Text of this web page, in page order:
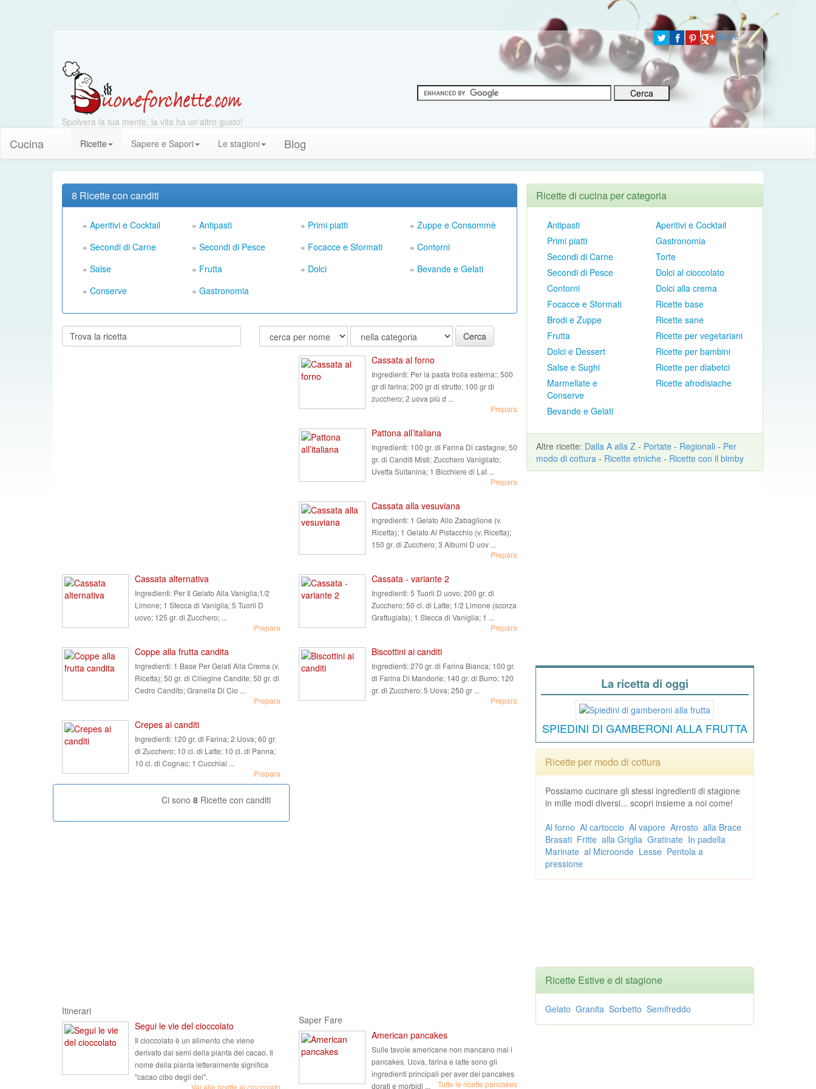
Share
Spolvera la tua mente, la vita ha un'altro gusto!
Cucina Ricette Sapere e Sapori Le stagioni Blog
8 Ricette con canditi
» Aperitivi e Cocktail » Antipasti » Primi piatti » Zuppe e Consommè
» Secondi di Carne » Secondi di Pesce » Focacce e Sformati » Contorni
» Salse » Frutta » Dolci » Bevande e Gelati
» Conserve » Gastronomia
Cerca
Cerca
Cassata al forno
Ingredienti: Per la pasta frolla esterna:; 500
gr di farina; 200 gr di strutto; 100 gr di
zucchero; 2 uova più d ...
Prepara
Pattona all’italiana
Ingredienti: 100 gr. di Farina Di castagne; 50
gr. di Canditi Misti; Zucchero Vanigliato;
Uvetta Sultanina; 1 Bicchiere di Lat ...
Prepara
Cassata alla vesuviana
Ingredienti: 1 Gelato Allo Zabaglione (v.
Ricetta); 1 Gelato Al Pistacchio (v. Ricetta);
150 gr. di Zucchero; 3 Albumi D uov ...
Prepara
Cassata alternativa
Ingredienti: Per Il Gelato Alla Vaniglia;1/2
Limone; 1 Stecca di Vaniglia; 5 Tuorli D
uovo; 125 gr. di Zucchero; ...
Prepara
Cassata - variante 2
Ingredienti:5 Tuorli D uovo; 200 gr. di
Zucchero; 50 cl. di Latte; 1/2 Limone (scorza
Grattugiata); 1 Stecca di Vaniglia; 1 ...
Prepara
Coppe alla frutta candita
Ingredienti: 1 Base Per Gelati Alla Crema (v.
Ricetta); 50 gr. di Ciliegine Candite; 50 gr. di
Cedro Candito; Granella Di Cio ...
Prepara
Biscottini ai canditi
Ingredienti:270 gr. di Farina Bianca; 100 gr.
di Farina Di Mandorle; 140 gr. di Burro; 120
gr. di Zucchero; 5 Uova; 250 gr ...
Prepara
Crepes ai canditi
Ingredienti: 120 gr. di Farina; 2 Uova; 60 gr.
di Zucchero; 10 cl. di Latte; 10 cl. di Panna;
10 cl. di Cognac; 1 Cucchiai ...
Prepara
Ci sono 8 Ricette con canditi
Itinerari
Segui le vie del cioccolato
Il cioccolato è un alimento che viene
derivato dai semi della pianta del cacao. Il
nome della pianta letteralmente significa
"cacao cibo degli dei".
Vai alle ricette al cioccolato
Saper Fare
American pancakes
Sulle tavole americane non mancano mai i
pancakes. Uova, farina e latte sono gli
ingredienti principali per aver dei pancakes
dorati e morbidi ...
Tutte le ricette pancakes
Ricette di cucina per categoria
Antipasti
Primi piatti
Secondi di Carne
Secondi di Pesce
Contorni
Focacce e Sformati
Brodi e Zuppe
Frutta
Dolci e Dessert
Salse e Sughi
Marmellate e
Conserve
Bevande e Gelati
Aperitivi e Cocktail
Gastronomia
Torte
Dolci al cioccolato
Dolci alla crema
Ricette base
Ricette sane
Ricette per vegetariani
Ricette per bambini
Ricette per diabetci
Ricette afrodisiache
Altre ricette: Dalla A alla Z - Portate - Regionali - Per
modo di cottura - Ricette etniche - Ricette con il bimby
La ricetta di oggi
SPIEDINI DI GAMBERONI ALLA FRUTTA
Ricette per modo di cottura
Possiamo cucinare gli stessi ingredienti di stagione
in mille modi diversi... scopri insieme a noi come!
Al forno Al cartoccio Al vapore Arrosto alla Brace
Brasati Fritte alla Griglia Gratinate In padella
Marinate al Microonde Lesse Pentola a
pressione
Ricette Estive e di stagione
Gelato Granita Sorbetto Semifreddo